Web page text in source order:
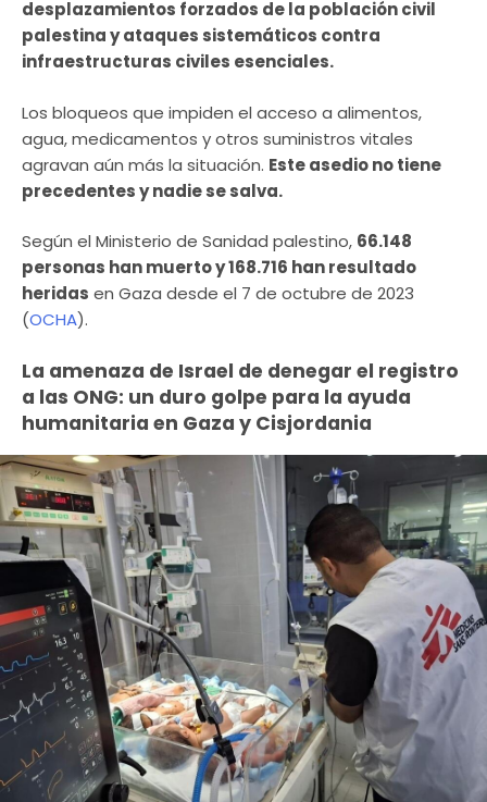
desplazamientos forzados de la población civil
palestina y ataques sistemáticos contra
infraestructuras civiles esenciales.
Los bloqueos que impiden el acceso a alimentos,
agua, medicamentos y otros suministros vitales
agravan aún más la situación. Este asedio no tiene
precedentes y nadie se salva.
Según el Ministerio de Sanidad palestino, 66.148
personas han muerto y 168.716 han resultado
heridas en Gaza desde el 7 de octubre de 2023
(OCHA).
La amenaza de Israel de denegar el registro
a las ONG: un duro golpe para la ayuda
humanitaria en Gaza y Cisjordania